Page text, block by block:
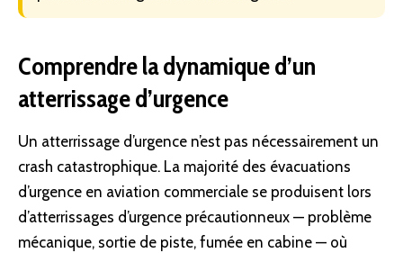
Comprendre la dynamique d’un
atterrissage d’urgence
Un atterrissage d’urgence n’est pas nécessairement un
crash catastrophique. La majorité des évacuations
d’urgence en aviation commerciale se produisent lors
d’atterrissages d’urgence précautionneux — problème
mécanique, sortie de piste, fumée en cabine — où